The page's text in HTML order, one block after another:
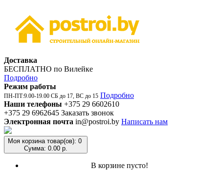
Доставка
БЕСПЛАТНО по Вилейке
Подробно
Режим работы
ПН-ПТ:9.00-19.00 СБ до 17, ВС до 15 Подробно
Наши телефоны +375 29 6602610
+375 29 6962645 Заказать звонок
Электронная почта in@postroi.by Написать нам
Моя корзина товар(ов): 0
Сумма: 0.00 р.
В корзине пусто!